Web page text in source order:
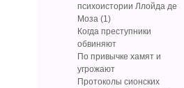
психоистории Ллойда де
Моза (1)
Когда преступники
обвиняют
По привычке хамят и
угрожают
Протоколы сионских